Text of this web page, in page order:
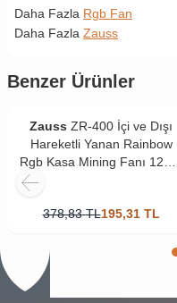
Daha Fazla Rgb Fan
Daha Fazla Zauss
Benzer Ürünler
Zauss ZR-400 İçi ve Dışı
Hareketli Yanan Rainbow
Rgb Kasa Mining Fanı 12CM
Renkli Gökkuşağı Fanı 0.3A
378,83 TL195,31 TL